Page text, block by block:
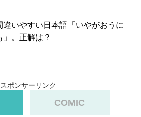
違いやすい日本語「いやがおうに
」。正解は？
スポンサーリンク
COMIC